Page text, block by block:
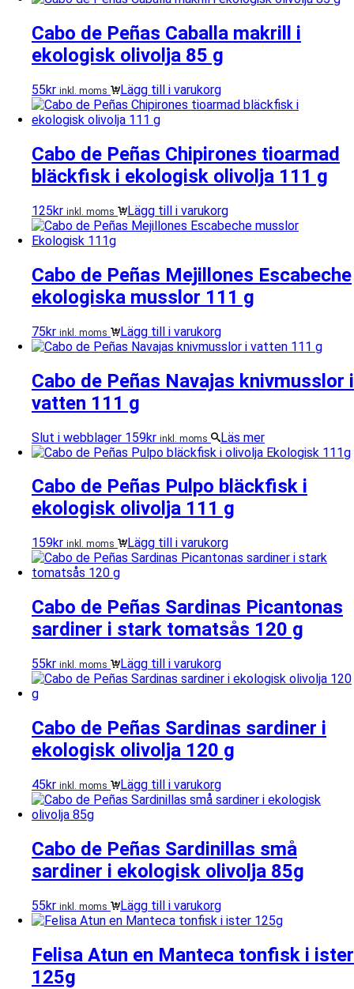
Cabo de Peñas Caballa makrill i
ekologisk olivolja 85 g
55kr inkl. moms Lägg till i varukorg
Cabo de Peñas Chipirones tioarmad
bläckfisk i ekologisk olivolja 111 g
125kr inkl. moms Lägg till i varukorg
Cabo de Peñas Mejillones Escabeche
ekologiska musslor 111 g
75kr inkl. moms Lägg till i varukorg
Cabo de Peñas Navajas knivmusslor i
vatten 111 g
Slut i webblager 159kr inkl. moms Läs mer
Cabo de Peñas Pulpo bläckfisk i
ekologisk olivolja 111 g
159kr inkl. moms Lägg till i varukorg
Cabo de Peñas Sardinas Picantonas
sardiner i stark tomatsås 120 g
55kr inkl. moms Lägg till i varukorg
Cabo de Peñas Sardinas sardiner i
ekologisk olivolja 120 g
45kr inkl. moms Lägg till i varukorg
Cabo de Peñas Sardinillas små
sardiner i ekologisk olivolja 85g
55kr inkl. moms Lägg till i varukorg
Felisa Atun en Manteca tonfisk i ister
125g